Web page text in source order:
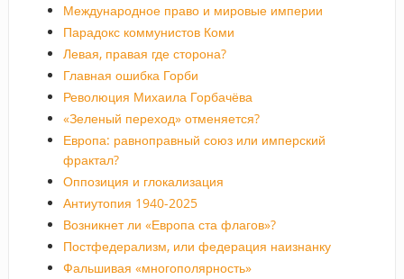
Международное право и мировые империи
Парадокс коммунистов Коми
Левая, правая где сторона?
Главная ошибка Горби
Революция Михаила Горбачёва
«Зеленый переход» отменяется?
Европа: равноправный союз или имперский
фрактал?
Оппозиция и глокализация
Антиутопия 1940-2025
Возникнет ли «Европа ста флагов»?
Постфедерализм, или федерация наизнанку
Фальшивая «многополярность»